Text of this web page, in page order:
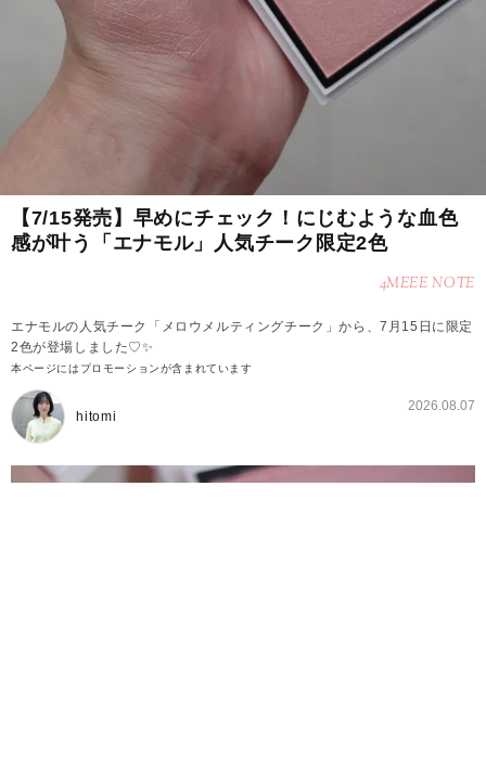
【7/15発売】早めにチェック！にじむような血色
感が叶う「エナモル」人気チーク限定2色
4MEEE NOTE
エナモルの人気チーク「メロウメルティングチーク」から、7月15日に限定
2色が登場しました♡✨
本ページにはプロモーションが含まれています
hitomi
2026.08.07